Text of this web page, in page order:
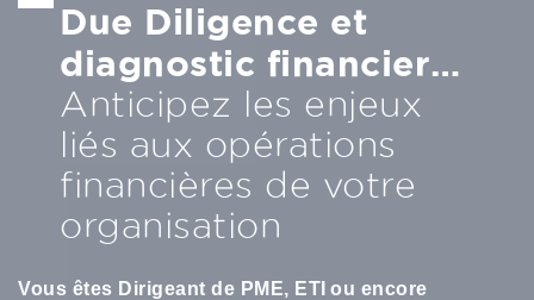
Due Diligence et
diagnostic financier…
Anticipez les enjeux
liés aux opérations
financières de votre
organisation
Vous êtes Dirigeant de PME, ETI ou encore